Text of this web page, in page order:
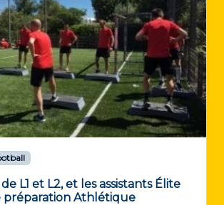
L1 et L2, et les assistants Élite
préparation Athlétique